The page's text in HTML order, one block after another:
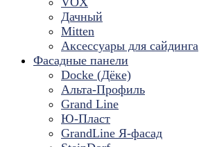
Дачный
Mitten
Аксессуары для сайдинга
Фасадные панели
Docke (Дёке)
Альта-Профиль
Grand Line
Ю-Пласт
GrandLine Я-фасад